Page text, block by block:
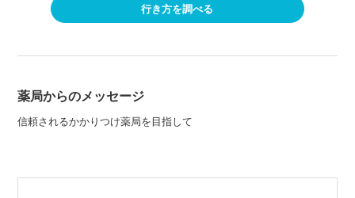
行き方を調べる
薬局からのメッセージ
信頼されるかかりつけ薬局を目指して